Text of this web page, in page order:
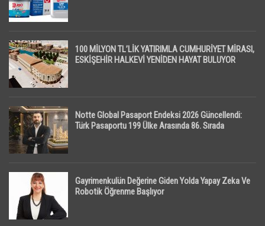
100 MİLYON TL’LİK YATIRIMLA CUMHURİYET MİRASI,
ESKİŞEHİR HALKEVİ YENİDEN HAYAT BULUYOR
Notte Global Pasaport Endeksi 2026 Güncellendi:
Türk Pasaportu 199 Ülke Arasında 86. Sırada
Gayrimenkulün Değerine Giden Yolda Yapay Zeka Ve
Robotik Öğrenme Başlıyor